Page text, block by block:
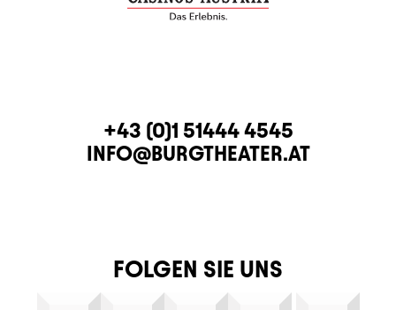
KONTAKTTELEFON
+43 (0)1 51444 4545
E-MAIL
INFO@BURGTHEATER.AT
FOLGEN SIE UNS